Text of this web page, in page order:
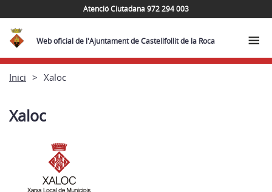
Atenció Ciutadana 972 294 003
Web oficial de l'Ajuntament de Castellfollit de la Roca
Inici Xaloc
Xaloc